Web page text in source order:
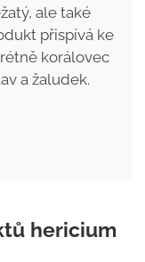
ale také
přispívá ke
korálovec
a žaludek.
hericium